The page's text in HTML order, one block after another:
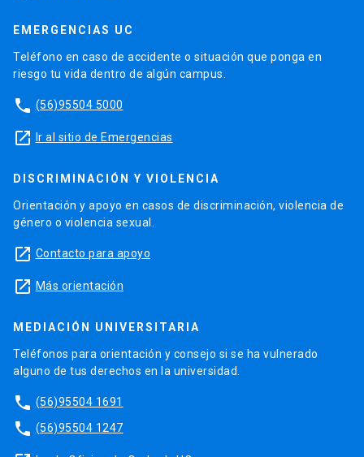
EMERGENCIAS UC
Teléfono en caso de accidente o situación que ponga en
riesgo tu vida dentro de algún campus.
phone (56)95504 5000
launch Ir al sitio de Emergencias
DISCRIMINACIÓN Y VIOLENCIA
Orientación y apoyo en casos de discriminación, violencia de
género o violencia sexual.
launch Contacto para apoyo
launch Más orientación
MEDIACIÓN UNIVERSITARIA
Teléfonos para orientación y consejo si se ha vulnerado
alguno de tus derechos en la universidad.
phone (56)95504 1691
phone (56)95504 1247